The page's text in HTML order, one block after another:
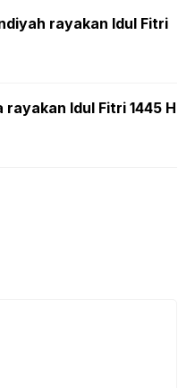
rayakan Idul Fitri
Idul Fitri 1445 H